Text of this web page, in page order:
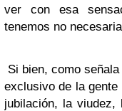
ver con esa
tenemos no
Si bien, como
exclusivo de la
jubilación, la